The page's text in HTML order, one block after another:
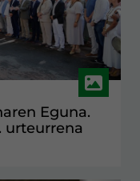
Eguna.
urteurrena